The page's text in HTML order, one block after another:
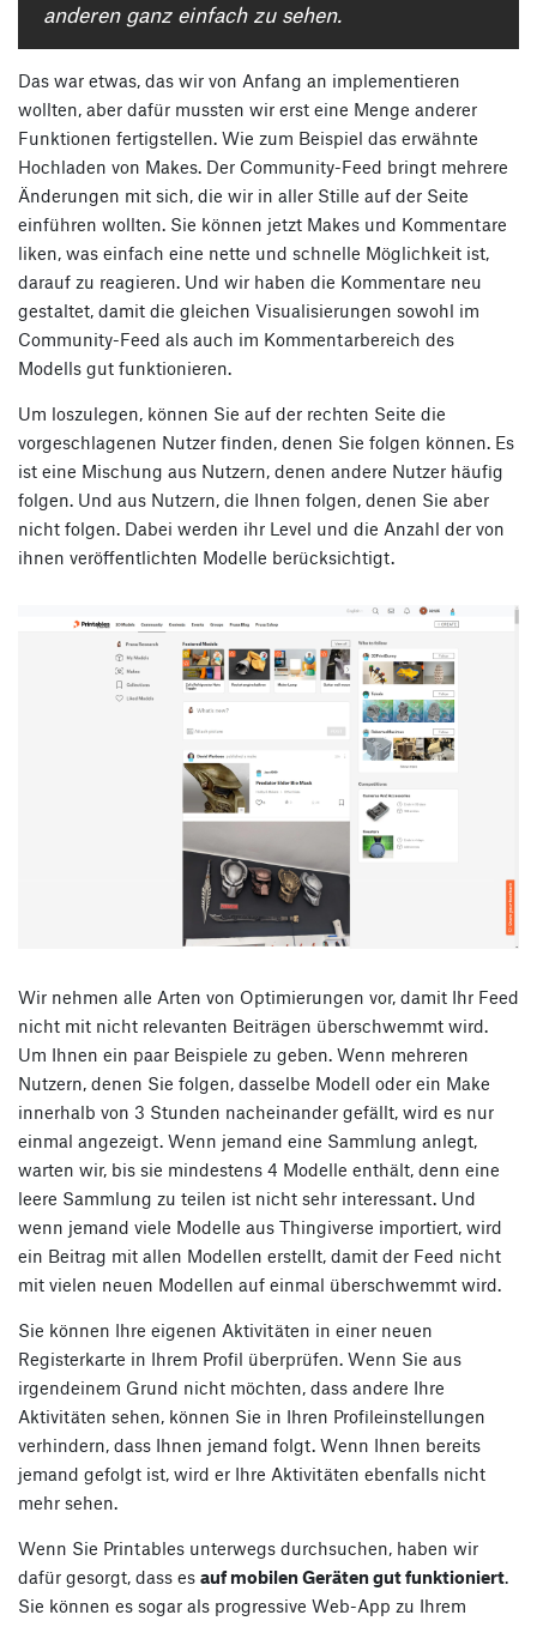
anderen ganz einfach zu sehen.
Das war etwas, das wir von Anfang an implementieren
wollten, aber dafür mussten wir erst eine Menge anderer
Funktionen fertigstellen. Wie zum Beispiel das erwähnte
Hochladen von Makes. Der Community-Feed bringt mehrere
Änderungen mit sich, die wir in aller Stille auf der Seite
einführen wollten. Sie können jetzt Makes und Kommentare
liken, was einfach eine nette und schnelle Möglichkeit ist,
darauf zu reagieren. Und wir haben die Kommentare neu
gestaltet, damit die gleichen Visualisierungen sowohl im
Community-Feed als auch im Kommentarbereich des
Modells gut funktionieren.
Um loszulegen, können Sie auf der rechten Seite die
vorgeschlagenen Nutzer finden, denen Sie folgen können. Es
ist eine Mischung aus Nutzern, denen andere Nutzer häufig
folgen. Und aus Nutzern, die Ihnen folgen, denen Sie aber
nicht folgen. Dabei werden ihr Level und die Anzahl der von
ihnen veröffentlichten Modelle berücksichtigt.
Wir nehmen alle Arten von Optimierungen vor, damit Ihr Feed
nicht mit nicht relevanten Beiträgen überschwemmt wird.
Um Ihnen ein paar Beispiele zu geben. Wenn mehreren
Nutzern, denen Sie folgen, dasselbe Modell oder ein Make
innerhalb von 3 Stunden nacheinander gefällt, wird es nur
einmal angezeigt. Wenn jemand eine Sammlung anlegt,
warten wir, bis sie mindestens 4 Modelle enthält, denn eine
leere Sammlung zu teilen ist nicht sehr interessant. Und
wenn jemand viele Modelle aus Thingiverse importiert, wird
ein Beitrag mit allen Modellen erstellt, damit der Feed nicht
mit vielen neuen Modellen auf einmal überschwemmt wird.
Sie können Ihre eigenen Aktivitäten in einer neuen
Registerkarte in Ihrem Profil überprüfen. Wenn Sie aus
irgendeinem Grund nicht möchten, dass andere Ihre
Aktivitäten sehen, können Sie in Ihren Profileinstellungen
verhindern, dass Ihnen jemand folgt. Wenn Ihnen bereits
jemand gefolgt ist, wird er Ihre Aktivitäten ebenfalls nicht
mehr sehen.
Wenn Sie Printables unterwegs durchsuchen, haben wir
dafür gesorgt, dass es auf mobilen Geräten gut funktioniert.
Sie können es sogar als progressive Web-App zu Ihrem